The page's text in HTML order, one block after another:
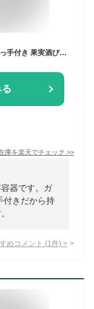
保存容器 ぷち漬け 保存瓶 2L （ ガラス 密閉 取っ手付き 果実酒びん 保存びん 梅酒びん 梅酒ビン 梅酒容器 梅酒瓶 果実酒ビン ガラス瓶 2000ml 漬物容器 らっきょうびん らっきょう漬け ガラス製 瓶 びん ビン 梅酒 果実酒 ） 【39ショップ】
庫を楽天でチェック >>
器です。ガ
付きだから持
めコメント (1 件) >